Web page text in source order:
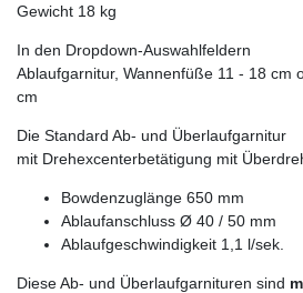
Gewicht 18 kg
In den Dropdown-Auswahlfeldern
Ablaufgarnitur, Wannenfüße 11 - 18 cm
cm
Die Standard Ab- und Überlaufgarnitur
mit Drehexcenterbetätigung mit
Bowdenzuglänge 650 mm
Ablaufanschluss Ø 40 / 50 mm
Ablaufgeschwindigkeit 1,1 l/sek.
Diese Ab- und Überlaufgarnituren sind